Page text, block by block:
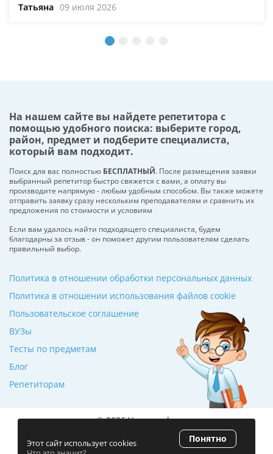
Татьяна 09 июля 2026
На нашем сайте вы найдете репетитора с
помощью удобного поиска: выберите город,
район, предмет и подберите специалиста,
который вам подходит.
Поиск для вас полностью БЕСПЛАТНЫЙ. После размещения заявки
выбранный репетитор быстро свяжется с вами, а оплату вы
производите напрямую - любым удобным способом. Вы также можете
отправить заявку сразу нескольким преподавателям и сравнить их
предложения по стоимости и условиям
Если вам удалось найти подходящего специалиста, будем
благодарны за отзыв - он поможет другим пользователям сделать
правильный выбор.
ВУЗы
Тесты по предметам
Блог
Репетиторам
Политика в отношении обработки персональных данных
Политика в отношении использования файлов cookie
Пользовательское соглашение
© 2026 Училкин.by
Рейтинг 5.0
(120 отзывов)
Этот сайт использует cookies
Понятно